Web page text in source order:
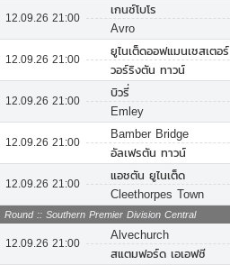
12.09.26 21:00
เกนซ์โบโร
Avro
12.09.26 21:00
ยูไนเต็ดออฟแมนเชสเตอร์
วอร์ริงตัน ทาวน์
12.09.26 21:00
บิวรี่
Emley
12.09.26 21:00
Bamber Bridge
อัลเฟรตัน ทาวน์
12.09.26 21:00
แอชตัน ยูไนเต็ด
Cleethorpes Town
Round :: Southern Premier Division Central
12.09.26 21:00
Alvechurch
สแตมฟอร์ด เอเอฟซี